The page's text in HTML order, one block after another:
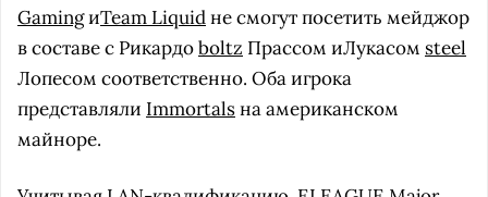
GamingиTeam Liquidне смогут посетить мейджор
в составе с Рикардоboltz Прассом иЛукасом steel
Лопесом соответственно. Оба игрока
представляли Immortalsна американском
майноре.